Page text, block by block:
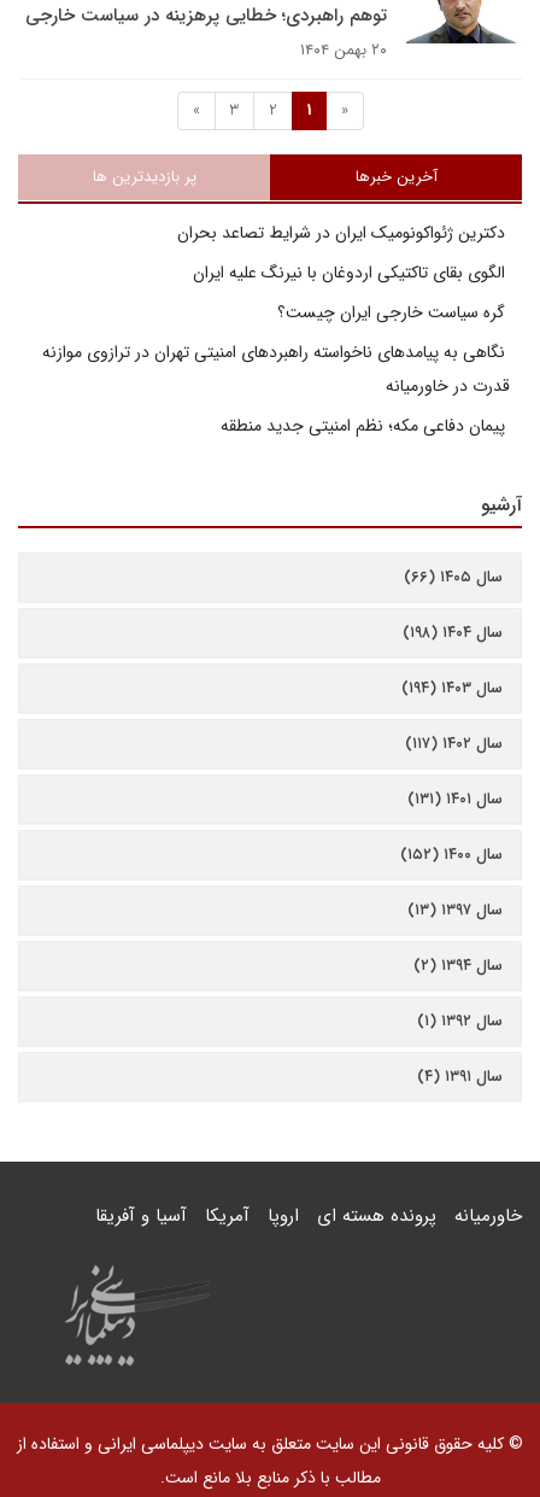
توهم راهبردی؛ خطایی پرهزینه در سیاست خارجی
۲۰ بهمن ۱۴۰۴
«
1
2
3
»
آخرین خبرها پر بازدیدترین ها
دکترین ژئواکونومیک ایران در شرایط تصاعد بحران
الگوی بقای تاکتیکی اردوغان با نیرنگ علیه ایران
گره سیاست خارجی ایران چیست؟
نگاهی به پیامدهای ناخواسته راهبردهای امنیتی تهران در ترازوی موازنه
قدرت در خاورمیانه
پیمان دفاعی مکه؛ نظم امنیتی جدید منطقه
آرشیو
سال ۱۴۰۵ (۶۶)
سال ۱۴۰۴ (۱۹۸)
سال ۱۴۰۳ (۱۹۴)
سال ۱۴۰۲ (۱۱۷)
سال ۱۴۰۱ (۱۳۱)
سال ۱۴۰۰ (۱۵۲)
سال ۱۳۹۷ (۱۳)
سال ۱۳۹۴ (۲)
سال ۱۳۹۲ (۱)
سال ۱۳۹۱ (۴)
خاورمیانه پرونده هسته ای اروپا آمریکا آسیا و آفریقا
© کلیه حقوق قانونی این سایت متعلق به سایت دیپلماسی ایرانی و استفاده از
مطالب با ذکر منابع بلا مانع است.